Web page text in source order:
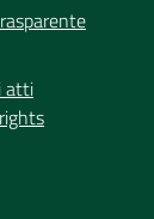
atti